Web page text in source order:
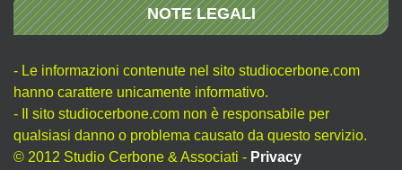
NOTE LEGALI
- Le informazioni contenute nel sito studiocerbone.com
hanno carattere unicamente informativo.
- Il sito studiocerbone.com non è responsabile per
qualsiasi danno o problema causato da questo servizio.
© 2012 Studio Cerbone & Associati - Privacy